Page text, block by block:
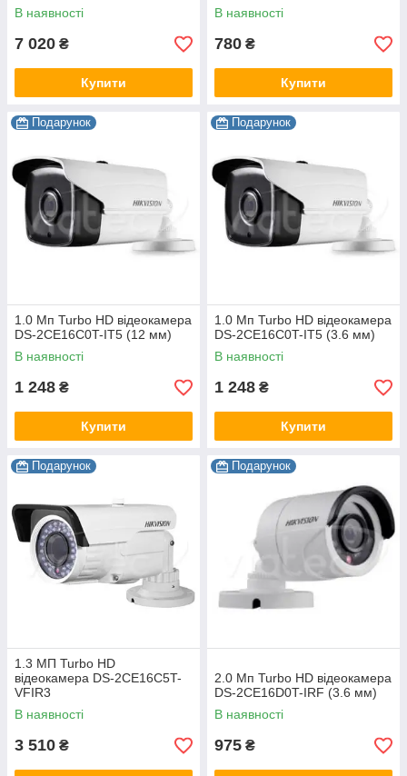
В наявності
7 020 ₴
Купити
В наявності
780 ₴
Купити
Подарунок
1.0 Мп Turbo HD відеокамера
DS-2CE16C0T-IT5 (12 мм)
В наявності
1 248 ₴
Купити
Подарунок
1.0 Мп Turbo HD відеокамера
DS-2CE16C0T-IT5 (3.6 мм)
В наявності
1 248 ₴
Купити
Подарунок
1.3 МП Turbo HD
відеокамера DS-2CE16C5T-
VFIR3
В наявності
3 510 ₴
Подарунок
2.0 Мп Turbo HD відеокамера
DS-2CE16D0T-IRF (3.6 мм)
В наявності
975 ₴